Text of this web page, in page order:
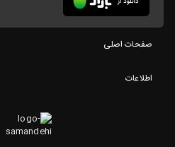
صفحات اصلی
اطلاعات